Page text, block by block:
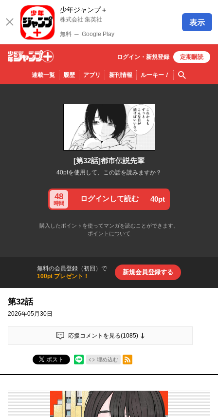
少年ジャンプ＋
株式会社 集英社
無料 ─ Google Play
表示
少年ジ
ャンプ
連載一覧 履歴 アプリ 新刊情報 ルーキー！ 検索
ログイン・ 新規登録 定期購読
[第32話]都市伝説先輩
40ptを使用して、この話を読みますか？
48
時間
ログインして読む 40pt
購入したポイントを使ってマンガを読むことができます。
ポイントについて
無料の会員登録（初回）で
100pt プレゼント！
新規会員登録する
第32話
2026年05月30日
応援コメントを見る(1085)
ポスト 埋め込む
RSSフィード